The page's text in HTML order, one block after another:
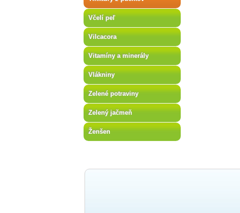
Včelí peľ
Vilcacora
Vitamíny a minerály
Vlákniny
Zelené potraviny
Zelený jačmeň
Ženšen